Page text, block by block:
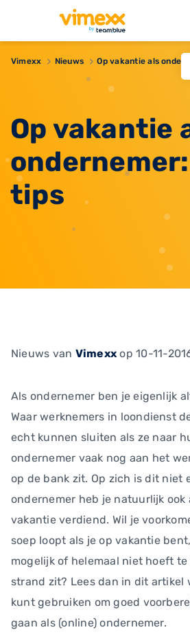
Vimexx Nieuws ​Op vakantie als
​Op vakantie
tips
Nieuws van Vimexx op 10-11-
Als ondernemer ben je eigenlijk
Waar werknemers in loondienst
echt kunnen sluiten als ze naar
ondernemer vaak nog aan het
op de bank zit. Op zich is dit niet
ondernemer heb je natuurlijk ook
vakantie verdiend. Wil je
soep loopt als je op vakantie
mogelijk of helemaal niet hoeft
strand zit? Lees dan in dit artikel
kunt gebruiken om goed
gaan als (online) ondernemer.